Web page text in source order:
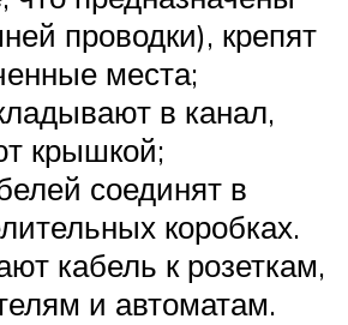
проводки), крепят
места;
в канал,
крышкой;
соединят в
коробках.
кабель к розеткам,
и автоматам.